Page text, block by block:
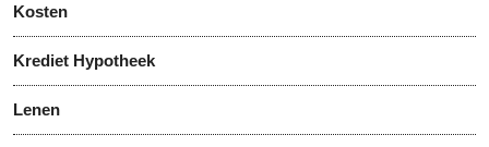
Kosten
Krediet Hypotheek
Lenen